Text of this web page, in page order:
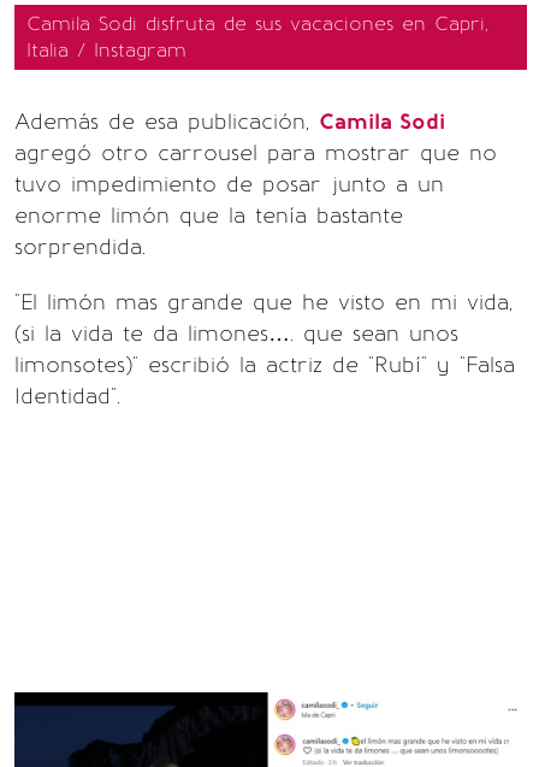
Camila Sodi disfruta de sus vacaciones en Capri,
Italia / Instagram
Además de esa publicación, Camila Sodi
agregó otro carrousel para mostrar que no
tuvo impedimiento de posar junto a un
enorme limón que la tenía bastante
sorprendida.
"El limón mas grande que he visto en mi vida,
(si la vida te da limones…. que sean unos
limonsotes)" escribió la actriz de "Rubí" y "Falsa
Identidad".